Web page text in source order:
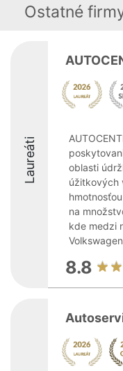
Ostatné
Laureáti
oblasti
úžitkových
na
kde medzi
8.8